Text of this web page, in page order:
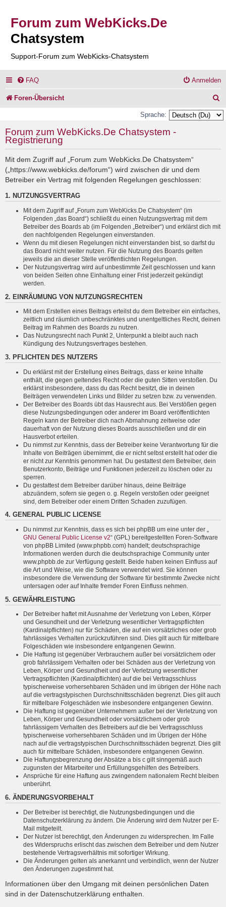
Forum zum WebKicks.De
Chatsystem
Support-Forum zum WebKicks-Chatsystem
FAQ Anmelden
Foren-Übersicht
u
Sprache:
Forum zum WebKicks.De Chatsystem -
Registrierung
Mit dem Zugriff auf „Forum zum WebKicks.De Chatsystem“
(„https://www.webkicks.de/forum“) wird zwischen dir und dem
Betreiber ein Vertrag mit folgenden Regelungen geschlossen:
1. NUTZUNGSVERTRAG
Mit dem Zugriff auf „Forum zum WebKicks.De Chatsystem“ (im
Folgenden „das Board“) schließt du einen Nutzungsvertrag mit dem
Betreiber des Boards ab (im Folgenden „Betreiber“) und erklärst dich mit
den nachfolgenden Regelungen einverstanden.
Wenn du mit diesen Regelungen nicht einverstanden bist, so darfst du
das Board nicht weiter nutzen. Für die Nutzung des Boards gelten
jeweils die an dieser Stelle veröffentlichten Regelungen.
Der Nutzungsvertrag wird auf unbestimmte Zeit geschlossen und kann
von beiden Seiten ohne Einhaltung einer Frist jederzeit gekündigt
werden.
2. EINRÄUMUNG VON NUTZUNGSRECHTEN
Mit dem Erstellen eines Beitrags erteilst du dem Betreiber ein einfaches,
zeitlich und räumlich unbeschränktes und unentgeltliches Recht, deinen
Beitrag im Rahmen des Boards zu nutzen.
Das Nutzungsrecht nach Punkt 2, Unterpunkt a bleibt auch nach
Kündigung des Nutzungsvertrages bestehen.
3. PFLICHTEN DES NUTZERS
Du erklärst mit der Erstellung eines Beitrags, dass er keine Inhalte
enthält, die gegen geltendes Recht oder die guten Sitten verstoßen. Du
erklärst insbesondere, dass du das Recht besitzt, die in deinen
Beiträgen verwendeten Links und Bilder zu setzen bzw. zu verwenden.
Der Betreiber des Boards übt das Hausrecht aus. Bei Verstößen gegen
diese Nutzungsbedingungen oder anderer im Board veröffentlichten
Regeln kann der Betreiber dich nach Abmahnung zeitweise oder
dauerhaft von der Nutzung dieses Boards ausschließen und dir ein
Hausverbot erteilen.
Du nimmst zur Kenntnis, dass der Betreiber keine Verantwortung für die
Inhalte von Beiträgen übernimmt, die er nicht selbst erstellt hat oder die
er nicht zur Kenntnis genommen hat. Du gestattest dem Betreiber, dein
Benutzerkonto, Beiträge und Funktionen jederzeit zu löschen oder zu
sperren.
Du gestattest dem Betreiber darüber hinaus, deine Beiträge
abzuändern, sofern sie gegen o. g. Regeln verstoßen oder geeignet
sind, dem Betreiber oder einem Dritten Schaden zuzufügen.
4. GENERAL PUBLIC LICENSE
Du nimmst zur Kenntnis, dass es sich bei phpBB um eine unter der „
GNU General Public License v2“ (GPL) bereitgestellten Foren-Software
von phpBB Limited (www.phpbb.com) handelt; deutschsprachige
Informationen werden durch die deutschsprachige Community unter
www.phpbb.de zur Verfügung gestellt. Beide haben keinen Einfluss auf
die Art und Weise, wie die Software verwendet wird. Sie können
insbesondere die Verwendung der Software für bestimmte Zwecke nicht
untersagen oder auf Inhalte fremder Foren Einfluss nehmen.
5. GEWÄHRLEISTUNG
Der Betreiber haftet mit Ausnahme der Verletzung von Leben, Körper
und Gesundheit und der Verletzung wesentlicher Vertragspflichten
(Kardinalpflichten) nur für Schäden, die auf ein vorsätzliches oder grob
fahrlässiges Verhalten zurückzuführen sind. Dies gilt auch für mittelbare
Folgeschäden wie insbesondere entgangenen Gewinn.
Die Haftung ist gegenüber Verbrauchern außer bei vorsätzlichem oder
grob fahrlässigem Verhalten oder bei Schäden aus der Verletzung von
Leben, Körper und Gesundheit und der Verletzung wesentlicher
Vertragspflichten (Kardinalpflichten) auf die bei Vertragsschluss
typischerweise vorhersehbaren Schäden und im übrigen der Höhe nach
auf die vertragstypischen Durchschnittsschäden begrenzt. Dies gilt auch
für mittelbare Folgeschäden wie insbesondere entgangenen Gewinn.
Die Haftung ist gegenüber Unternehmern außer bei der Verletzung von
Leben, Körper und Gesundheit oder vorsätzlichem oder grob
fahrlässigem Verhalten des Betreibers auf die bei Vertragsschluss
typischerweise vorhersehbaren Schäden und im Übrigen der Höhe
nach auf die vertragstypischen Durchschnittsschäden begrenzt. Dies gilt
auch für mittelbare Schäden, insbesondere entgangenen Gewinn.
Die Haftungsbegrenzung der Absätze a bis c gilt sinngemäß auch
zugunsten der Mitarbeiter und Erfüllungsgehilfen des Betreibers.
Ansprüche für eine Haftung aus zwingendem nationalem Recht bleiben
unberührt.
6. ÄNDERUNGSVORBEHALT
Der Betreiber ist berechtigt, die Nutzungsbedingungen und die
Datenschutzerklärung zu ändern. Die Änderung wird dem Nutzer per E-
Mail mitgeteilt.
Der Nutzer ist berechtigt, den Änderungen zu widersprechen. Im Falle
des Widerspruchs erlischt das zwischen dem Betreiber und dem Nutzer
bestehende Vertragsverhältnis mit sofortiger Wirkung.
Die Änderungen gelten als anerkannt und verbindlich, wenn der Nutzer
den Änderungen zugestimmt hat.
Informationen über den Umgang mit deinen persönlichen Daten
sind in der Datenschutzerklärung enthalten.